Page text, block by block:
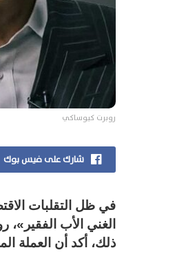
روبرت كيوساكي
شارك على فيس بوك
في ظل التقلبات
ذلك، أكد أن العملة